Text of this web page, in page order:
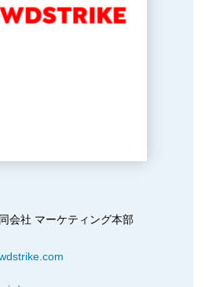
会社 マーケティング本部